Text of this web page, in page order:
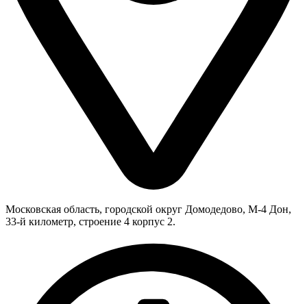
Московская область, городской округ Домодедово, М-4 Дон,
33-й километр, строение 4 корпус 2.